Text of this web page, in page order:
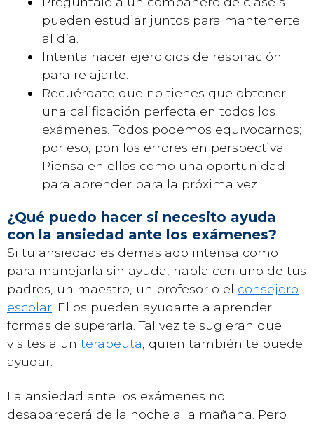
pueden estudiar juntos para mantenerte
al día.
Intenta hacer ejercicios de respiración
para relajarte.
Recuérdate que no tienes que obtener
una calificación perfecta en todos los
exámenes. Todos podemos equivocarnos;
por eso, pon los errores en perspectiva.
Piensa en ellos como una oportunidad
para aprender para la próxima vez.
¿Qué puedo hacer si necesito ayuda
con la ansiedad ante los exámenes?
Si tu ansiedad es demasiado intensa como
para manejarla sin ayuda, habla con uno de tus
padres, un maestro, un profesor o el consejero
escolar . Ellos pueden ayudarte a aprender
formas de superarla. Tal vez te sugieran que
visites a un terapeuta , quien también te puede
ayudar.
La ansiedad ante los exámenes no
desaparecerá de la noche a la mañana. Pero